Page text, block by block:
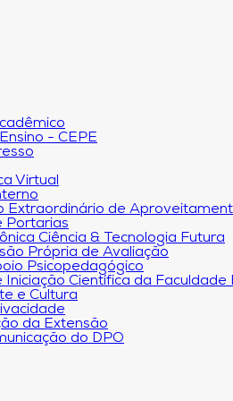
- CEPE
Virtual
Extraordinário de
Portarias
Ciência & Tecnologia Futura
Própria de Avaliação
Psicopedagógico
Iniciação Científica da Faculdade
e Cultura
da Extensão
do DPO